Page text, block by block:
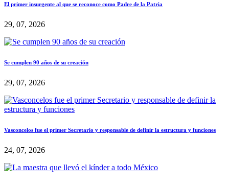
El primer insurgente al que se reconoce como Padre de la Patria
29, 07, 2026
Se cumplen 90 años de su creación
29, 07, 2026
Vasconcelos fue el primer Secretario y responsable de definir la estructura y funciones
24, 07, 2026